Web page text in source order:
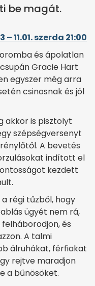
be magát.
11.01. szerda 21:00
és ápolatlan
Gracie Hart
egyszer még arra
csinosnak és jól
akkor is pisztolyt
szépségversenyt
A bevetés
indított el
kezdett
régi tűzből, hogy
ügyét nem rá,
és
A talmi
álruhákat, férfiakat
rejtve maradjon
a bűnösöket.